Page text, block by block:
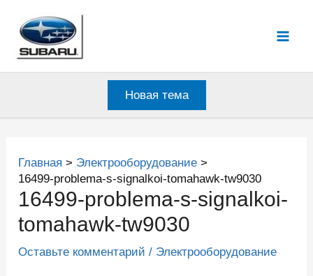
содержимому
Новая тема
Главная
Электрооборудование
16499-problema-s-signalkoi-tomahawk-tw9030
16499-problema-s-signalkoi-
tomahawk-tw9030
Оставьте комментарий / Электрооборудование